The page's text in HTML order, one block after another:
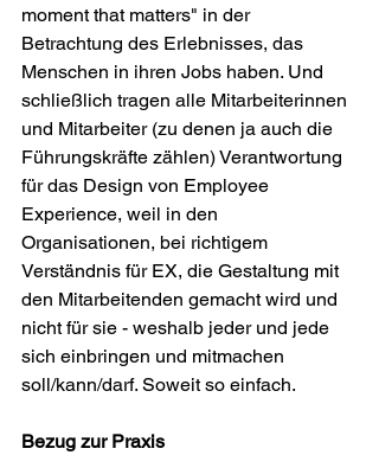
moment that matters" in der
Betrachtung des Erlebnisses, das
Menschen in ihren Jobs haben. Und
schließlich tragen alle Mitarbeiterinnen
und Mitarbeiter (zu denen ja auch die
Führungskräfte zählen) Verantwortung
für das Design von Employee
Experience, weil in den
Organisationen, bei richtigem
Verständnis für EX, die Gestaltung mit
den Mitarbeitenden gemacht wird und
nicht für sie - weshalb jeder und jede
sich einbringen und mitmachen
soll/kann/darf. Soweit so einfach.
Bezug zur Praxis